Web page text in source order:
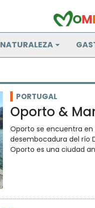
OM
NATURALEZA
PORTUGAL
Oporto &
Oporto se encuentra en
desembocadura del río
Oporto es una ciudad